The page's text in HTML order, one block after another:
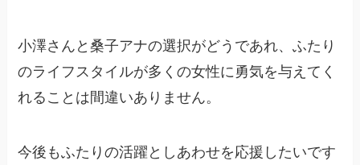
小澤さんと桑子アナの選択がどうであれ、ふたり
のライフスタイルが多くの女性に勇気を与えてく
れることは間違いありません。
今後もふたりの活躍としあわせを応援したいです